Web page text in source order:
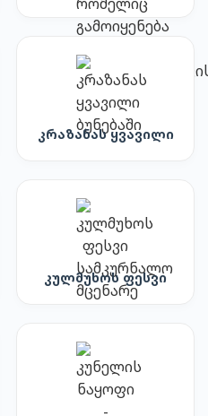
კრაზანას ყვავილი
კულმუხოს ფესვი